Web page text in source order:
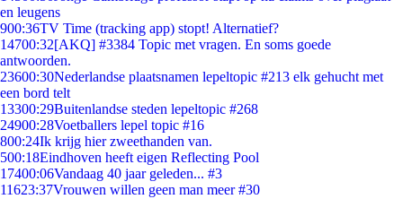
en leugens
900:36TV Time (tracking app) stopt! Alternatief?
14700:32[AKQ] #3384 Topic met vragen. En soms goede
antwoorden.
23600:30Nederlandse plaatsnamen lepeltopic #213 elk gehucht met
een bord telt
13300:29Buitenlandse steden lepeltopic #268
24900:28Voetballers lepel topic #16
800:24Ik krijg hier zweethanden van.
500:18Eindhoven heeft eigen Reflecting Pool
17400:06Vandaag 40 jaar geleden... #3
11623:37Vrouwen willen geen man meer #30